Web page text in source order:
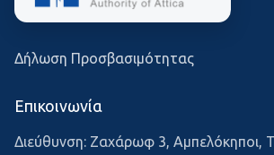
Δήλωση Προσβασιμότητας
Επικοινωνία
Διεύθυνση: Ζαχάρωφ 3, Αμπελόκηποι,